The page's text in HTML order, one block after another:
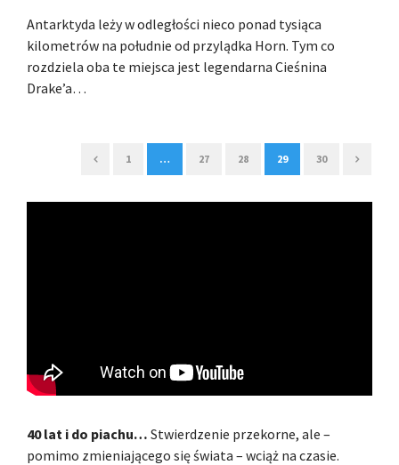
Antarktyda leży w odległości nieco ponad tysiąca
kilometrów na południe od przylądka Horn. Tym co
rozdziela oba te miejsca jest legendarna Cieśnina
Drake’a…
1 … 27 28 29 30
40 lat i do piachu… Stwierdzenie przekorne, ale –
pomimo zmieniającego się świata – wciąż na czasie.